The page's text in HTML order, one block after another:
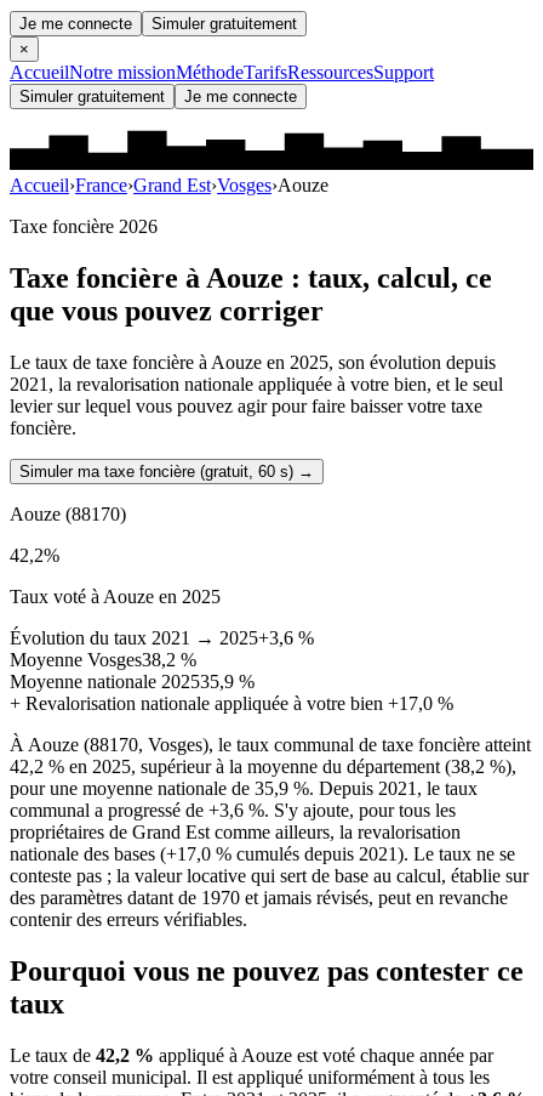
Je me connecte
Simuler gratuitement
×
AccueilNotre missionMéthodeTarifsRessourcesSupport
Simuler gratuitement Je me connecte
Accueil›France›Grand Est›Vosges›Aouze
Taxe foncière 2026
Taxe foncière àAouze : taux, calcul, ce
que vous pouvez corriger
Le taux de taxe foncière à Aouze en 2025, son évolution depuis
2021, la revalorisation nationale appliquée à votre bien, et le seul
levier sur lequel vous pouvez agir pour faire baisser votre taxe
foncière.
Simuler ma taxe foncière (gratuit, 60 s) →
Aouze (88170)
42,2%
Taux voté à Aouze en 2025
Évolution du taux 2021 → 2025+3,6 %
Moyenne Vosges38,2 %
Moyenne nationale 202535,9 %
+ Revalorisation nationale appliquée à votre bien +17,0 %
À Aouze (88170, Vosges), le taux communal de taxe foncière atteint
42,2 % en 2025, supérieur à la moyenne du département (38,2 %),
pour une moyenne nationale de 35,9 %. Depuis 2021, le taux
communal a progressé de +3,6 %. S'y ajoute, pour tous les
propriétaires de Grand Est comme ailleurs, la revalorisation
nationale des bases (+17,0 % cumulés depuis 2021). Le taux ne se
conteste pas ; la valeur locative qui sert de base au calcul, établie sur
des paramètres datant de 1970 et jamais révisés, peut en revanche
contenir des erreurs vérifiables.
Pourquoi vous ne pouvez pas contester ce
taux
Le taux de 42,2 % appliqué à Aouze est voté chaque année par
votre conseil municipal. Il est appliqué uniformément à tous les